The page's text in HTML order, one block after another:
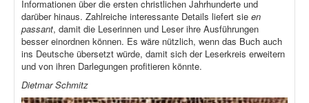
Informationen über die ersten christlichen Jahrhunderte und
darüber hinaus. Zahlreiche interessante Details liefert sie en
passant, damit die Leserinnen und Leser ihre Ausführungen
besser einordnen können. Es wäre nützlich, wenn das Buch auch
ins Deutsche übersetzt würde, damit sich der Leserkreis erweitern
und von ihren Darlegungen profitieren könnte.
Dietmar Schmitz